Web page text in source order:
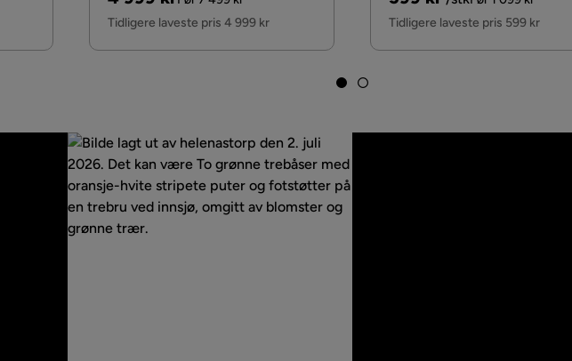
Pris
Tidligere laveste pris 4 999 kr
Pris
Tidligere laveste pris 599 kr